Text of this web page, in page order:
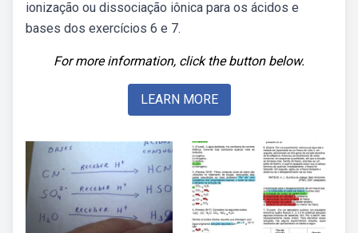
ionização ou dissociação iônica para os ácidos e
bases dos exercícios 6 e 7.
For more information, click the button below.
LEARN MORE